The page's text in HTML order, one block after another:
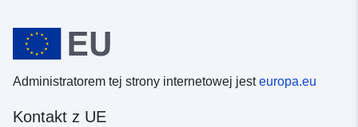
Administratorem tej strony internetowej jesteuropa.eu
Kontakt z UE